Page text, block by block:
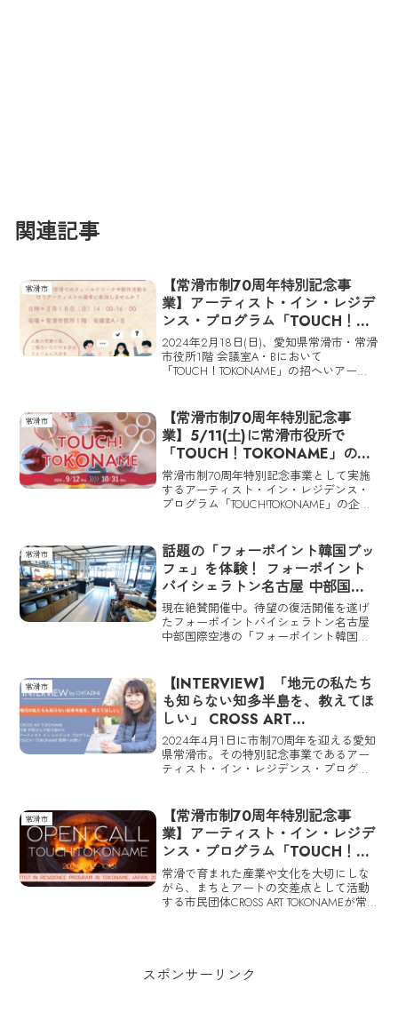
関連記事
常滑市
【常滑市制70周年特別記念事
業】アーティスト・イン・レジデ
ンス・プログラム「TOUCH！
TOKONAME」の市民審査会議が
2/18に開催
2024年2月18日(日)、愛知県常滑市・常滑
市役所1階 会議室A・Bにおいて
「TOUCH！TOKONAME」の招へいアーテ
常滑市
【常滑市制70周年特別記念事
業】5/11(土)に常滑市役所で
「TOUCH！TOKONAME」の企
画説明会を開催！ 市民パートナ
ーも募集中
常滑市制70周年特別記念事業として実施
するアーティスト・イン・レジデンス・
プログラム「TOUCH!TOKONAME」の企画
常滑市
話題の「フォーポイント韓国ブッ
フェ」を体験！ フォーポイント
バイシェラトン名古屋 中部国際
空港で冬の韓国の魅力を堪能する
現在絶賛開催中。待望の復活開催を遂げ
たフォーポイントバイシェラトン名古屋
中部国際空港の「フォーポイント韓国ブ
常滑市
【INTERVIEW】「地元の私たち
も知らない知多半島を、教えてほ
しい」 CROSS ART
TOKONAME 代表 片岡さんが抱
き続けたアーティスト・イン・レ
ジデンス・プログラム・
想い
2024年4月1日に市制70周年を迎える愛知
県常滑市。その特別記念事業であるアー
ティスト・イン・レジデンス・プログラ
岡麻美さんにインタビュー。片岡さんの
「TOUCH！ TOKONAME」、そして常滑に
対する想いを深掘りする。
常滑市
【常滑市制70周年特別記念事
業】アーティスト・イン・レジデ
ンス・プログラム「TOUCH！
TOKONAME」招へいアーティス
トの募集がスタート
常滑で育まれた産業や文化を大切にしな
がら、まちとアートの交差点として活動
する市民団体CROSS ART TOKONAMEが常
の町・常滑に、国内外から招へいしたア
スポンサーリンク